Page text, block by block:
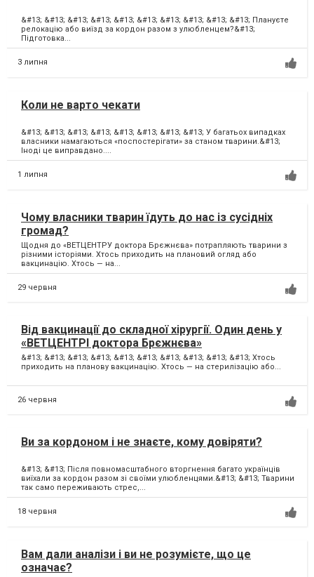
&#13; &#13; &#13; &#13; &#13; &#13; &#13; &#13; &#13; &#13; Плануєте
релокацію або виїзд за кордон разом з улюбленцем?&#13;
Підготовка...
3 липня
Коли не варто чекати
&#13; &#13; &#13; &#13; &#13; &#13; &#13; &#13; У багатьох випадках
власники намагаються «поспостерігати» за станом тварини.&#13;
Іноді це виправдано....
1 липня
Чому власники тварин їдуть до нас із сусідніх
громад?
Щодня до «ВЕТЦЕНТРУ доктора Брєжнєва» потрапляють тварини з
різними історіями. Хтось приходить на плановий огляд або
вакцинацію. Хтось — на...
29 червня
Від вакцинації до складної хірургії. Один день у
«ВЕТЦЕНТРІ доктора Брєжнєва»
&#13; &#13; &#13; &#13; &#13; &#13; &#13; &#13; &#13; &#13; Хтось
приходить на планову вакцинацію. Хтось — на стерилізацію або...
26 червня
Ви за кордоном і не знаєте, кому довіряти?
&#13; &#13; Після повномасштабного вторгнення багато українців
виїхали за кордон разом зі своїми улюбленцями.&#13; &#13; Тварини
так само переживають стрес,...
18 червня
Вам дали аналізи і ви не розумієте, що це
означає?